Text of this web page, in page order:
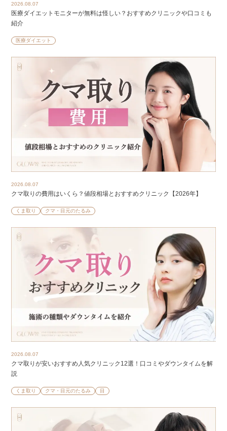
2026.08.07
医療ダイエットモニターが無料は怪しい？おすすめクリニックや口コミも
紹介
医療ダイエット
2026.08.07
クマ取りの費用はいくら？値段相場とおすすめクリニック【2026年】
くま取り クマ・目元のたるみ
2026.08.07
クマ取りが安いおすすめ人気クリニック12選！口コミやダウンタイムを解
説
くま取り クマ・目元のたるみ 目